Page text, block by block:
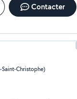
Contacter
Saint-Christophe)